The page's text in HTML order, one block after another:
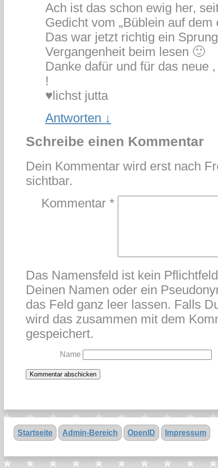
Ach ist das schon ewig her,
Gedicht vom „Büblein auf dem
Das war jetzt richtig ein
Vergangenheit beim lesen 🙂
Danke dafür und für das neue
!
♥lichst jutta
Antworten ↓
Schreibe einen Kommentar
Dein Kommentar wird erst nach
sichtbar.
Kommentar *
Das Namensfeld ist kein
Deinen Namen oder ein
das Feld ganz leer lassen. Falls
wird das zusammen mit dem
gespeichert.
Name
Startseite Admin-Bereich OpenID Impressum